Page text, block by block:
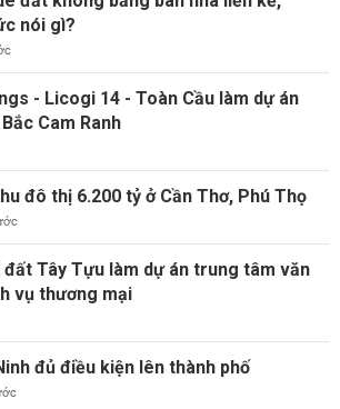
nói gì?
- Licogi 14 - Toàn Cầu làm dự án
Cam Ranh
đô thị 6.200 tỷ ở Cần Thơ, Phú Thọ
đất Tây Tựu làm dự án trung tâm văn
vụ thương mại
đủ điều kiện lên thành phố